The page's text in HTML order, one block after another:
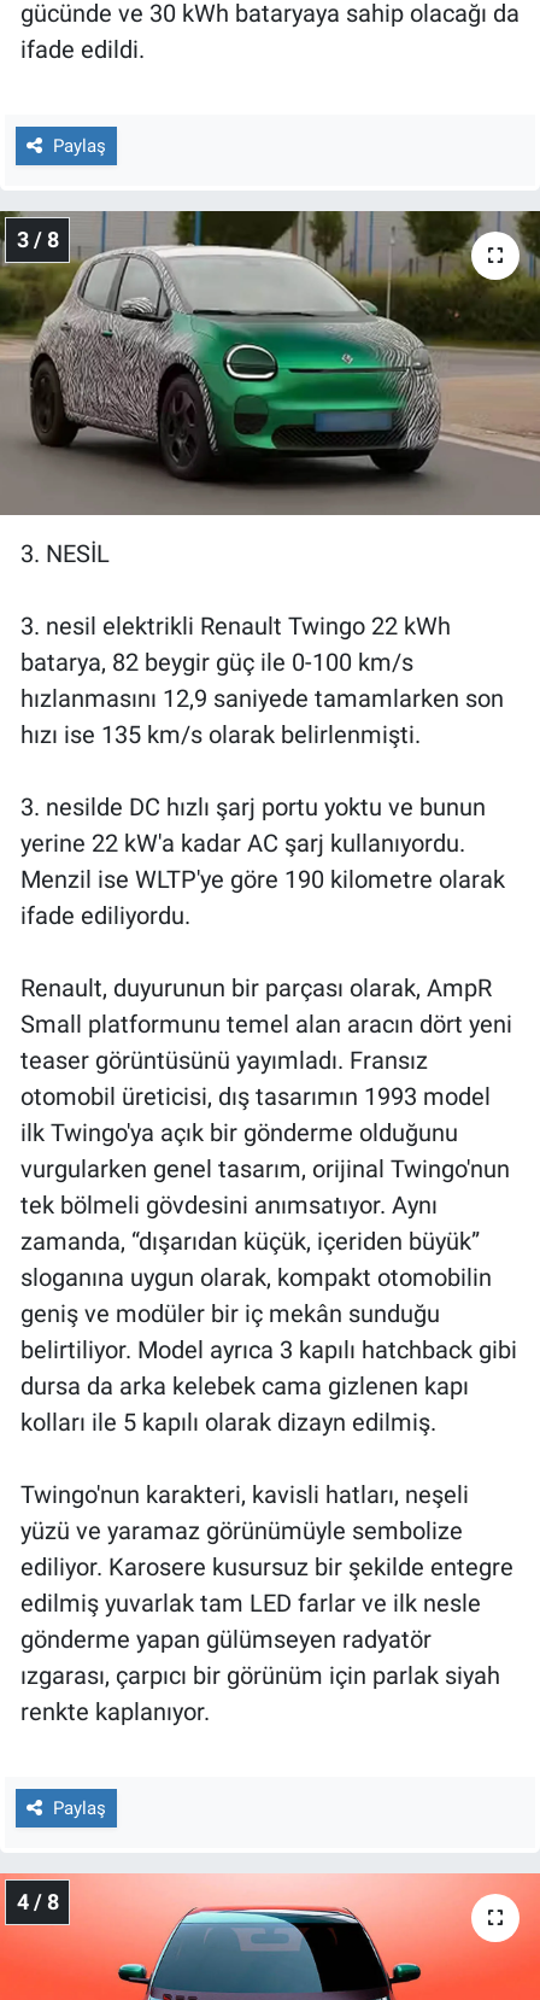
gücünde ve 30 kWh bataryaya sahip olacağı da
ifade edildi.
Paylaş
3 / 8
3. NESİL
3. nesil elektrikli Renault Twingo 22 kWh
batarya, 82 beygir güç ile 0-100 km/s
hızlanmasını 12,9 saniyede tamamlarken son
hızı ise 135 km/s olarak belirlenmişti.
3. nesilde DC hızlı şarj portu yoktu ve bunun
yerine 22 kW'a kadar AC şarj kullanıyordu.
Menzil ise WLTP'ye göre 190 kilometre olarak
ifade ediliyordu.
Renault, duyurunun bir parçası olarak, AmpR
Small platformunu temel alan aracın dört yeni
teaser görüntüsünü yayımladı. Fransız
otomobil üreticisi, dış tasarımın 1993 model
ilk Twingo'ya açık bir gönderme olduğunu
vurgularken genel tasarım, orijinal Twingo'nun
tek bölmeli gövdesini anımsatıyor. Aynı
zamanda, “dışarıdan küçük, içeriden büyük”
sloganına uygun olarak, kompakt otomobilin
geniş ve modüler bir iç mekân sunduğu
belirtiliyor. Model ayrıca 3 kapılı hatchback gibi
dursa da arka kelebek cama gizlenen kapı
kolları ile 5 kapılı olarak dizayn edilmiş.
Twingo'nun karakteri, kavisli hatları, neşeli
yüzü ve yaramaz görünümüyle sembolize
ediliyor. Karosere kusursuz bir şekilde entegre
edilmiş yuvarlak tam LED farlar ve ilk nesle
gönderme yapan gülümseyen radyatör
ızgarası, çarpıcı bir görünüm için parlak siyah
renkte kaplanıyor.
Paylaş
4 / 8